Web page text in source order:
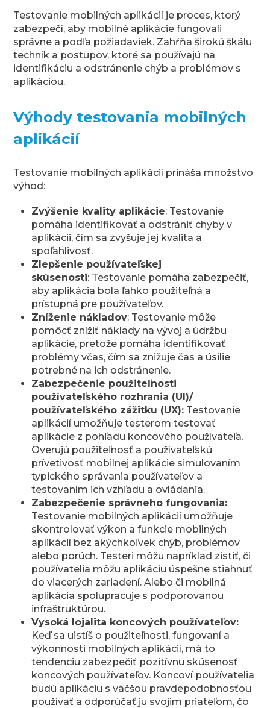
Testovanie mobilných aplikácií je proces, ktorý
zabezpečí, aby mobilné aplikácie fungovali
správne a podľa požiadaviek. Zahŕňa širokú škálu
techník a postupov, ktoré sa používajú na
identifikáciu a odstránenie chýb a problémov s
aplikáciou.
Výhody testovania mobilných
aplikácií
Testovanie mobilných aplikácií prináša množstvo
výhod:
Zvýšenie kvality aplikácie: Testovanie
pomáha identifikovať a odstrániť chyby v
aplikácii, čím sa zvyšuje jej kvalita a
spoľahlivosť.
Zlepšenie používateľskej
skúsenosti: Testovanie pomáha zabezpečiť,
aby aplikácia bola ľahko použiteľná a
prístupná pre používateľov.
Zníženie nákladov: Testovanie môže
pomôcť znížiť náklady na vývoj a údržbu
aplikácie, pretože pomáha identifikovať
problémy včas, čím sa znižuje čas a úsilie
potrebné na ich odstránenie.
Zabezpečenie použiteľnosti
používateľského rozhrania (UI)/
používateľského zážitku (UX): Testovanie
aplikácií umožňuje testerom testovať
aplikácie z pohľadu koncového používateľa.
Overujú použiteľnosť a používateľskú
prívetivosť mobilnej aplikácie simulovaním
typického správania používateľov a
testovaním ich vzhľadu a ovládania.
Zabezpečenie správneho fungovania:
Testovanie mobilných aplikácií umožňuje
skontrolovať výkon a funkcie mobilných
aplikácií bez akýchkoľvek chýb, problémov
alebo porúch. Testeri môžu napríklad zistiť, či
používatelia môžu aplikáciu úspešne stiahnuť
do viacerých zariadení. Alebo či mobilná
aplikácia spolupracuje s podporovanou
infraštruktúrou.
Vysoká lojalita koncových používateľov:
Keď sa uistíš o použiteľnosti, fungovaní a
výkonnosti mobilných aplikácií, má to
tendenciu zabezpečiť pozitívnu skúsenosť
koncových používateľov. Koncoví používatelia
budú aplikáciu s väčšou pravdepodobnosťou
používať a odporúčať ju svojim priateľom, čo